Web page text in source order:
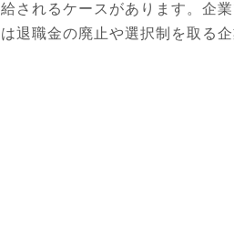
給されるケースがあります。企
は退職金の廃止や選択制を取る